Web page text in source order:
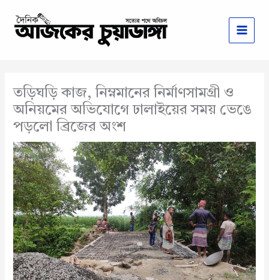
content
তড়িঘড়ি কাজ, নিম্নমানের নির্মাণসামগ্রী ও
অনিয়মের অভিযোগে ঢালাইয়ের সময় ভেঙে
পড়লো ব্রিজের অংশ